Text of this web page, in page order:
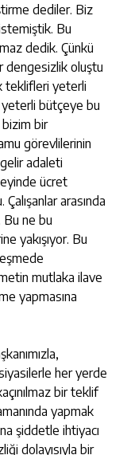
dediler. Biz
Bu
dedik. Çünkü
dengesizlik oluştu
teklifleri yeterli
yeterli bütçeye bu
bizim bir
görevlilerinin
adaleti
ücret
arasında
Bu ne bu
yakışıyor. Bu
mutlaka ilave
yapmasına
siyasilerle her yerde
bir teklif
yapmak
şiddetle ihtiyacı
dolayısıyla bir